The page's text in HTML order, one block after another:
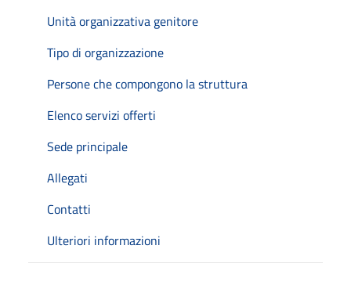
Unità organizzativa genitore
Tipo di organizzazione
Persone che compongono la struttura
Elenco servizi offerti
Sede principale
Allegati
Contatti
Ulteriori informazioni